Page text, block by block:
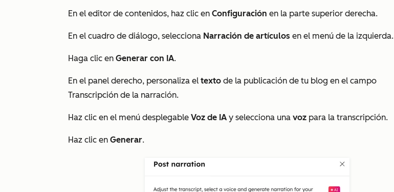
En el editor de contenidos, haz clic en Configuración en la parte superior derecha.
En el cuadro de diálogo, selecciona Narración de artículos en el menú de la izquierda.
Haga clic en Generar con IA.
En el panel derecho, personaliza el texto de la publicación de tu blog en el campo
Transcripción de la narración.
Haz clic en el menú desplegable Voz de IA y selecciona una voz para la transcripción.
Haz clic en Generar.